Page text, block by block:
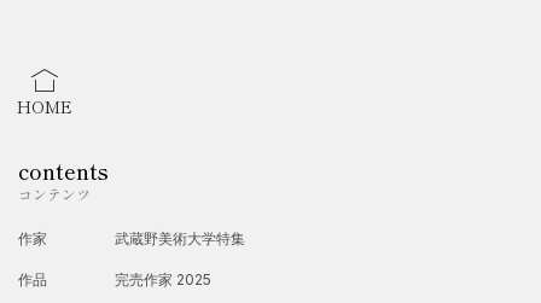
紙・口絵。
モデルアート社『艦船模型スペシャル』創刊号〜
HOME
contents
コンテンツ
作家
作品
武蔵野美術大学特集
完売作家 2025